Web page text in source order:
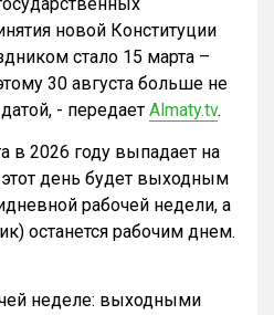
новой Конституции
стало 15 марта –
30 августа больше не
- передает Almaty.tv.
в 2026 году выпадает на
день будет выходным
рабочей недели, а
останется рабочим днем.
неделе: выходными